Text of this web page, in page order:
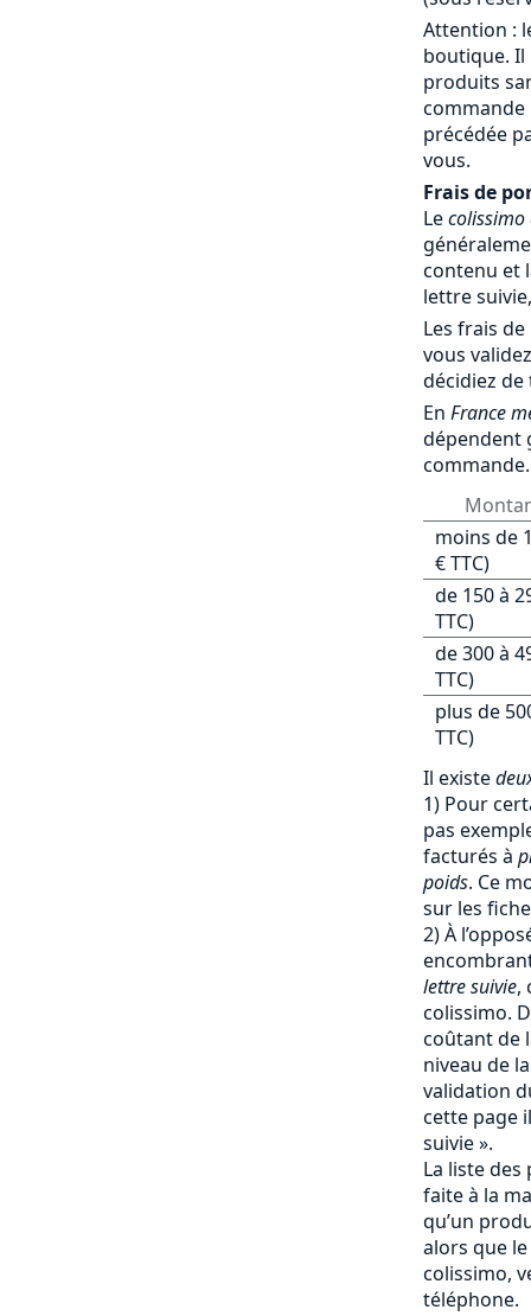
Attention :
boutique. Il
produits
précédée
vous.
Frais de
Lecolissimo
contenu et
lettre
Les frais
vous
décidiez
En France
dépendent
commande.
moins de
€ TTC)
de 150 à
TTC)
de 300 à
TTC)
plus de
TTC)
Il existe
1) Pour
pas
facturés à
poids. Ce
sur les
2) À
lettre suivie,
colissimo.
coûtant de
niveau de
validation
cette page
suivie ».
La liste
faite à la
qu’un
alors que
colissimo,
téléphone.